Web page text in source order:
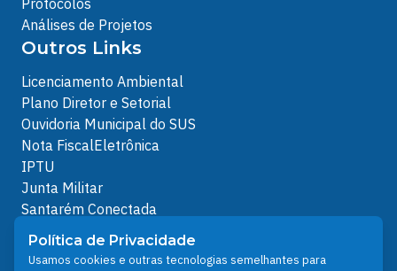
Protocolos
Análises de Projetos
Outros Links
Licenciamento Ambiental
Plano Diretor e Setorial
Ouvidoria Municipal do SUS
Nota FiscalEletrônica
IPTU
Junta Militar
Santarém Conectada
Política de Privacidade
People illustrations by Storyset
Política de Privacidade
Usamos cookies e outras tecnologias semelhantes para